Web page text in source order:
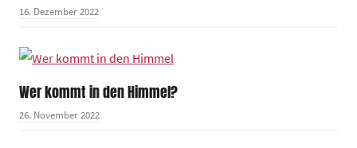
16. Dezember 2022
Wer kommt in den Himmel?
26. November 2022